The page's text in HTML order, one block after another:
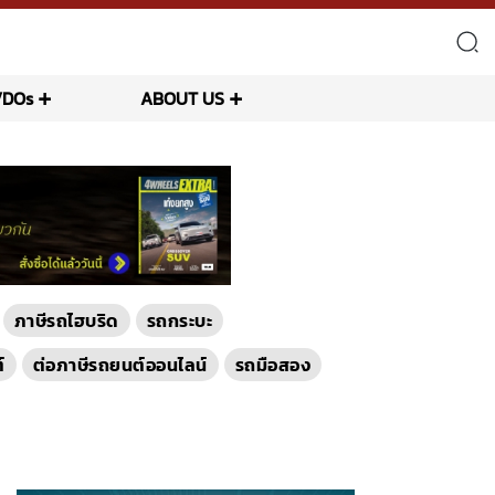
ABOUT US
ภาษีรถไฮบริด
รถกระบะ
ต่อภาษีรถยนต์ออนไลน์ รถมือสอง